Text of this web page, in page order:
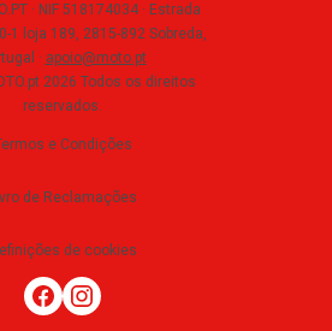
· NIF 518174034 · Estrada
1 loja 189, 2815-892 Sobreda,
· apoio@moto.pt
2026 Todos os direitos
reservados.
e Condições
de Reclamações
de cookies